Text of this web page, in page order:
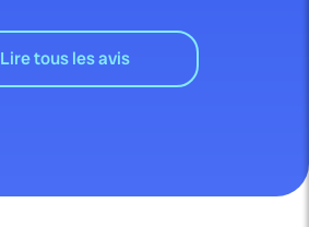
Lire tous les avis